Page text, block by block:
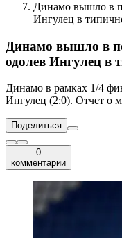
Динамо вышло в
Ингулец в
Динамо вышло в
одолев Ингулец в
Динамо в рамках 1/4
Ингулец (2:0). Отчет о
Поделиться
0
комментарии